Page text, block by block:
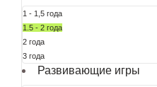
1 - 1,5 года
1.5 - 2 года
2 года
3 года
Развивающие игры